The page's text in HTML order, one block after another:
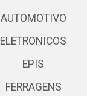
AUTOMOTIVO
ELETRONICOS
EPIS
FERRAGENS